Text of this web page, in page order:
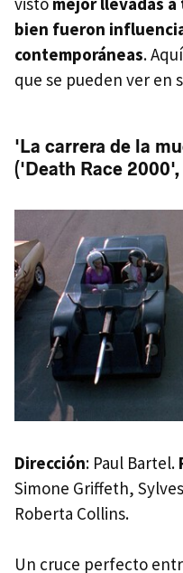
bien fueron
contemporáneas.
que se pueden ver en
'La carrera de la
('Death Race
Dirección: Paul Bartel.
Simone Griffeth,
Roberta Collins.
Un cruce perfecto